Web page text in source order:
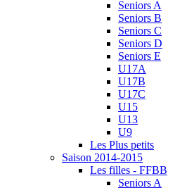
Seniors A
Seniors B
Seniors C
Seniors D
Seniors E
U17A
U17B
U17C
U15
U13
U9
Les Plus petits
Saison 2014-2015
Les filles - FFBB
Seniors A